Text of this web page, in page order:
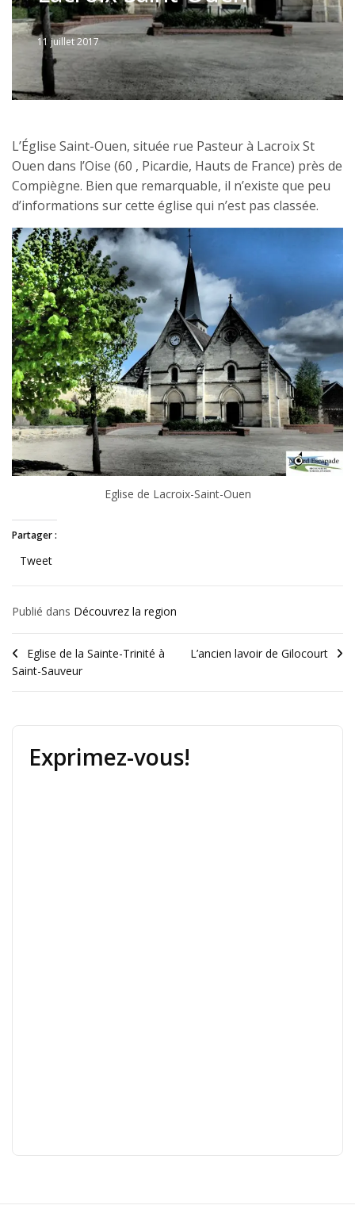
Written
by
Jérémie
11 juillet 2017
L’Église Saint-Ouen, située rue Pasteur à Lacroix St
Ouen dans l’Oise (60 , Picardie, Hauts de France) près de
Compiègne. Bien que remarquable, il n’existe que peu
d’informations sur cette église qui n’est pas classée.
Eglise de Lacroix-Saint-Ouen
Partager :
Tweet
Publié dans Découvrez la region
Eglise de la Sainte-Trinité à
Saint-Sauveur
L’ancien lavoir de Gilocourt
Exprimez-vous!